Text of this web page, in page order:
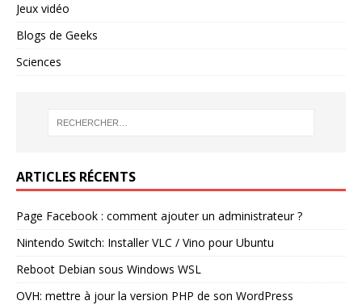
Jeux vidéo
Blogs de Geeks
Sciences
ARTICLES RÉCENTS
Page Facebook : comment ajouter un administrateur ?
Nintendo Switch: Installer VLC / Vino pour Ubuntu
Reboot Debian sous Windows WSL
OVH: mettre à jour la version PHP de son WordPress